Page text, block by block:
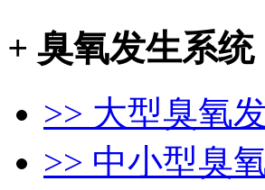
+ 臭氧发生系统
>> 大型臭氧
>> 中小型臭